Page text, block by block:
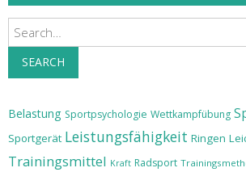
Search
SEARCH
Belastung Sportpsychologie Wettkampfübung
Sportgerät Leistungsfähigkeit Ringen
Trainingsmittel Kraft Radsport